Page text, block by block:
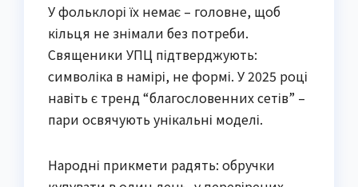
У фольклорі їх немає – головне, щоб
кільця не знімали без потреби.
Священики УПЦ підтверджують:
символіка в намірі, не формі. У 2025 році
навіть є тренд “благословенних сетів” –
пари освячують унікальні моделі.
Народні прикмети радять: обручки